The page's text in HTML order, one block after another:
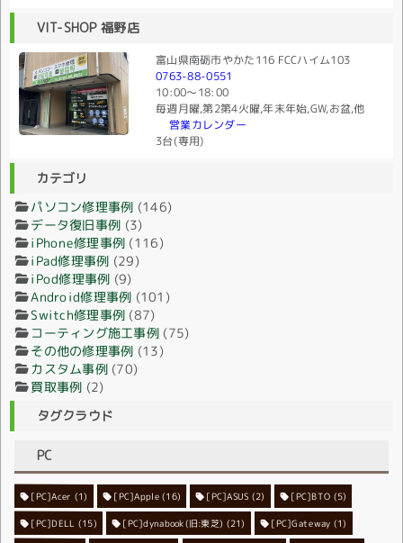
VIT-SHOP 福野店
富山県南砺市やかた116 FCCハイム103
0763-88-0551
10:00〜18:00
毎週月曜,第2第4火曜,年末年始,GW,お盆,他
営業カレンダー
3台(専用)
カテゴリ
パソコン修理事例 (146)
データ復旧事例 (3)
iPhone修理事例 (116)
iPad修理事例 (29)
iPod修理事例 (9)
Android修理事例 (101)
Switch修理事例 (87)
コーティング施工事例 (75)
その他の修理事例 (13)
カスタム事例(70)
買取事例 (2)
タグクラウド
PC
[PC]Acer (1) [PC]Apple(16) [PC]ASUS (2) [PC]BTO (5)
[PC]DELL (15) [PC]dynabook(旧:東芝) (21) [PC]Gateway (1)